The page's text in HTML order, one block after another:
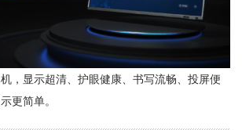
，显示超清、护眼健康、书写流畅、投屏便
更简单。